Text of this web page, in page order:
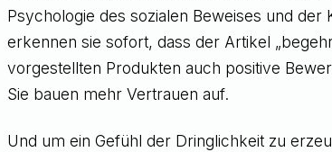
Psychologie des sozialen Beweises und
erkennen sie sofort, dass der Artikel
vorgestellten Produkten auch positive
Sie bauen mehr Vertrauen auf.
Und um ein Gefühl der Dringlichkeit zu